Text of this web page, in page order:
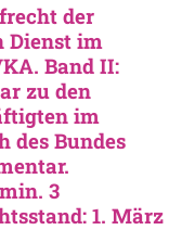
der
Dienst im
Band II:
zu den
im
des Bundes
3
1. März